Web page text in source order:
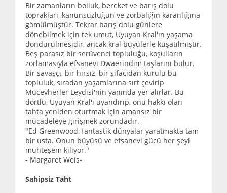
Bir zamanların bolluk, bereket ve barış dolu
toprakları, kanunsuzluğun ve zorbalığın karanlığına
gömülmüştür. Tekrar barış dolu günlere
dönebilmek için tek umut, Uyuyan Kral'ın yaşama
döndürülmesidir, ancak kral büyülerle kuşatılmıştır.
Beş parasız bir serüvenci topluluğu, koşulların
zorlamasıyla efsanevi Dwaerindim taşlarını bulur.
Bir savaşçı, bir hırsız, bir şifacıdan kurulu bu
topluluk, sıradan yaşamlarına sırt çevirip
Mücevherler Leydisi'nin yanında yer alırlar. Bu
dörtlü, Uyuyan Kral'ı uyandırıp, onu hakkı olan
tahta yeniden oturtmak için amansız bir
mücadeleye girişmek zorundadır.
"Ed Greenwood, fantastik dünyalar yaratmakta tam
bir usta. Onun büyüsü ve efsanevi gücü her şeyi
muhteşem kılıyor."
- Margaret Weis-
Sahipsiz Taht